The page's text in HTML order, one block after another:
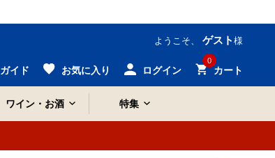
ようこそ、 ゲスト 様
ガイド お気に入り ログイン
0
カート
ワイン・お酒 特集